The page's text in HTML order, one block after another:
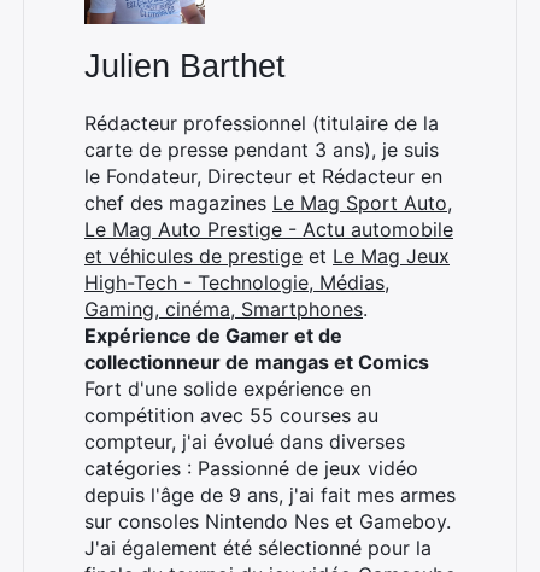
Julien Barthet
Rédacteur professionnel (titulaire de la
carte de presse pendant 3 ans), je suis
le Fondateur, Directeur et Rédacteur en
chef des magazines Le Mag Sport Auto,
Le Mag Auto Prestige - Actu automobile
et véhicules de prestige et Le Mag Jeux
High-Tech - Technologie, Médias,
Gaming, cinéma, Smartphones.
Expérience de Gamer et de
collectionneur de mangas et Comics
Fort d'une solide expérience en
compétition avec 55 courses au
compteur, j'ai évolué dans diverses
catégories : Passionné de jeux vidéo
depuis l'âge de 9 ans, j'ai fait mes armes
sur consoles Nintendo Nes et Gameboy.
J'ai également été sélectionné pour la